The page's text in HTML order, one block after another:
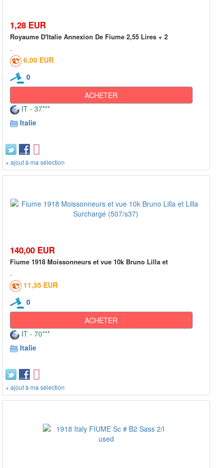
1,28 EUR
Royaume D'Italie Annexion De Fiume 2,55 Lires + 2
6,00 EUR
0
ACHETER
IT - 37***
Italie
+ ajout à ma sélection
140,00 EUR
Fiume 1918 Moissonneurs et vue 10k Bruno Lilla et
11,35 EUR
0
ACHETER
IT - 70***
Italie
+ ajout à ma sélection